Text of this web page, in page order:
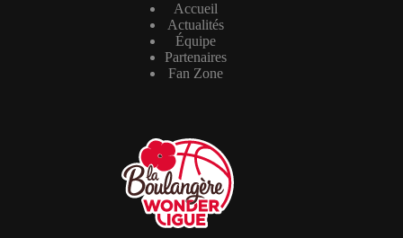
Accueil
Actualités
Équipe
Partenaires
Fan Zone